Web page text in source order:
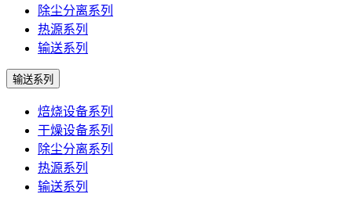
除尘分离系列
热源系列
输送系列
输送系列
焙烧设备系列
干燥设备系列
除尘分离系列
热源系列
输送系列